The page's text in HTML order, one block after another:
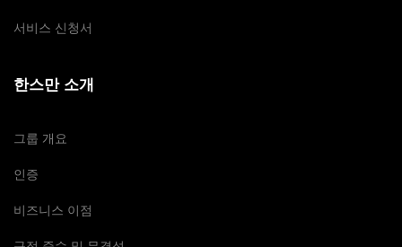
서비스 신청서
한스만 소개
그룹 개요
인증
비즈니스 이점